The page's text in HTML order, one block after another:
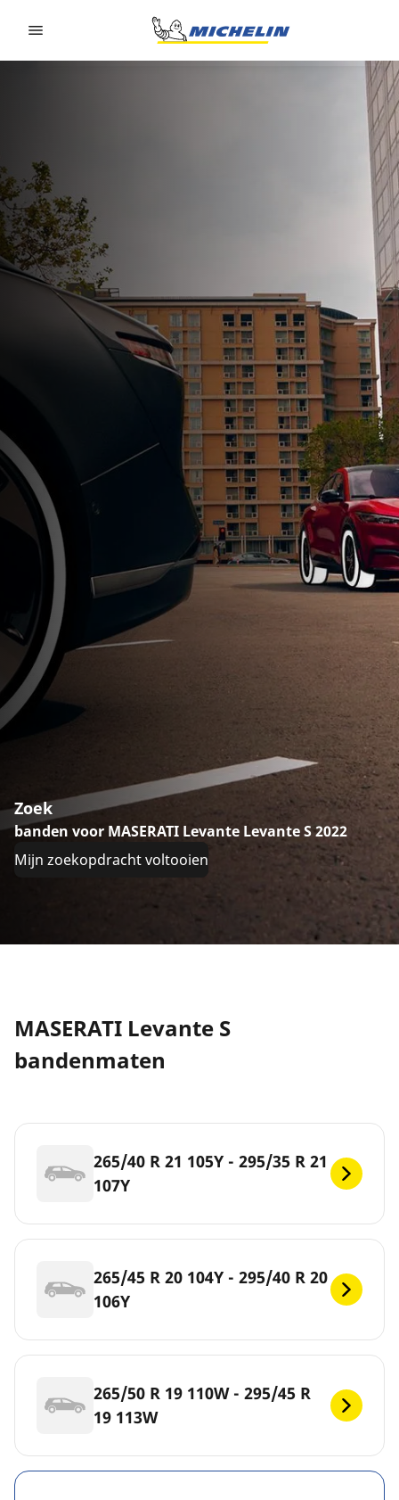
Zoek
banden voor MASERATI Levante Levante S 2022
Mijn zoekopdracht voltooien
MASERATI Levante S
bandenmaten
265/40 R 21 105Y - 295/35 R 21
107Y
265/45 R 20 104Y - 295/40 R 20
106Y
265/50 R 19 110W - 295/45 R
19 113W